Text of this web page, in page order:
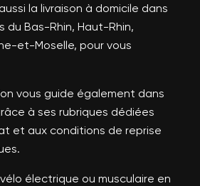
la livraison à domicile dans
Bas-Rhin, Haut-Rhin,
et-Moselle, pour vous
vous guide également dans
à ses rubriques dédiées
et aux conditions de reprise
vélo électrique ou musculaire en